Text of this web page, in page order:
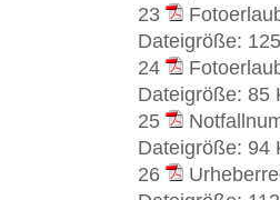
23
Dateigröße:
24
Dateigröße: 85
25
Dateigröße: 94
26